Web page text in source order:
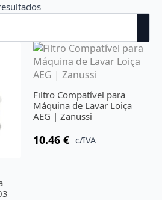
Filtro Compatível para
Máquina de Lavar Loiça
AEG | Zanussi
10.46 € c/IVA